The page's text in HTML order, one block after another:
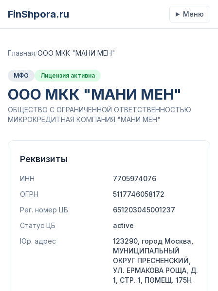
FinShpora.ru Меню
Главная/ООО МКК "МАНИ МЕН"
МФО Лицензия активна
ООО МКК "МАНИ МЕН"
ОБЩЕСТВО С ОГРАНИЧЕННОЙ ОТВЕТСТВЕННОСТЬЮ
МИКРОКРЕДИТНАЯ КОМПАНИЯ "МАНИ МЕН"
Реквизиты
ИНН
7705974076
ОГРН
5117746058172
Рег. номер ЦБ
651203045001237
Статус ЦБ
active
Юр. адрес
123290, город Москва,
МУНИЦИПАЛЬНЫЙ
ОКРУГ ПРЕСНЕНСКИЙ,
УЛ. ЕРМАКОВА РОЩА, Д.
1, СТР. 1, ПОМЕЩ. 175Н